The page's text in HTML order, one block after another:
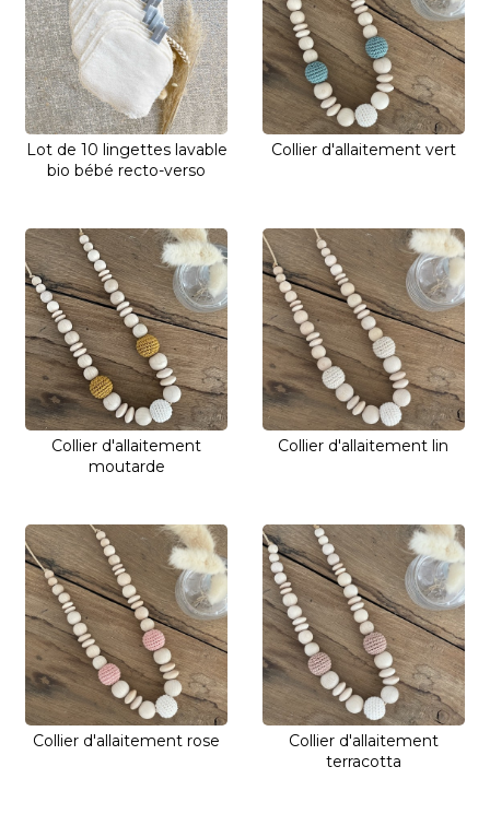
Lot de 10 lingettes lavable
bio bébé recto-verso
Collier d'allaitement vert
Collier d'allaitement
moutarde
Collier d'allaitement lin
Collier d'allaitement rose
Collier d'allaitement
terracotta